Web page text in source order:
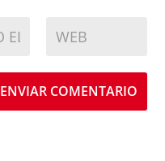
ENVIAR COMENTARIO